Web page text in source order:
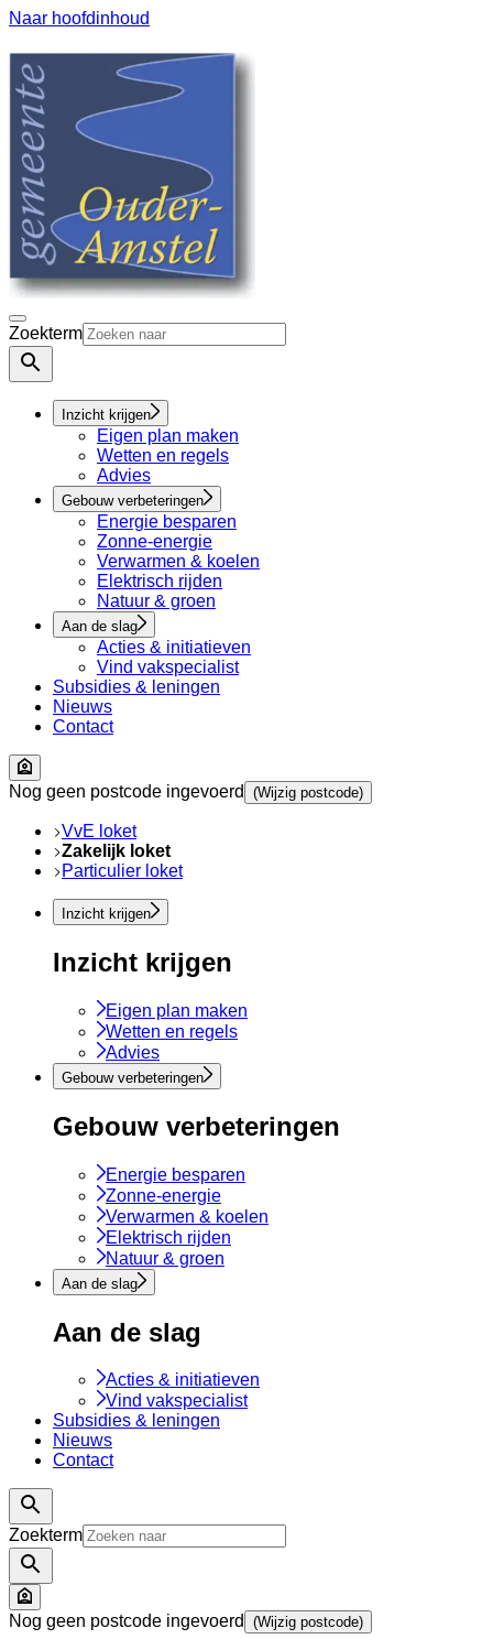
Naar hoofdinhoud
Zoekterm
Inzicht krijgen
Eigen plan maken
Wetten en regels
Advies
Gebouw verbeteringen
Energie besparen
Zonne-energie
Verwarmen & koelen
Elektrisch rijden
Natuur & groen
Aan de slag
Acties & initiatieven
Vind vakspecialist
Subsidies & leningen
Nieuws
Contact
Nog geen postcode ingevoerd (Wijzig postcode)
VvE loket
Zakelijk loket
Particulier loket
Inzicht krijgen
Inzicht krijgen
Eigen plan maken
Wetten en regels
Advies
Gebouw verbeteringen
Gebouw verbeteringen
Energie besparen
Zonne-energie
Verwarmen & koelen
Elektrisch rijden
Natuur & groen
Aan de slag
Aan de slag
Acties & initiatieven
Vind vakspecialist
Subsidies & leningen
Nieuws
Contact
Zoekterm
Nog geen postcode ingevoerd (Wijzig postcode)